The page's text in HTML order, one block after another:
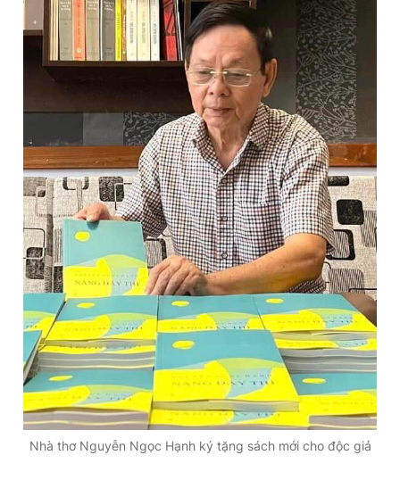
Nhà thơ Nguyễn Ngọc Hạnh ký tặng sách mới cho độc giả